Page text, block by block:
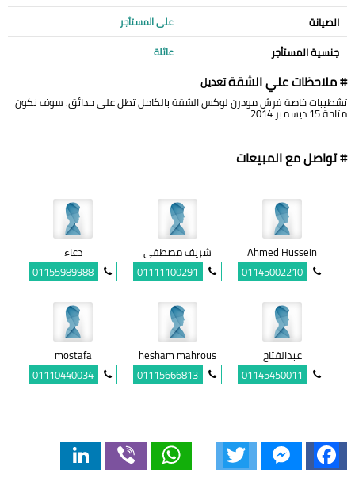
الصيانة على المستأجر
جنسية المستأجر عائلة
# ملاحظات علي الشقةتعديل
تشطيبات خاصة فرش مودرن لوكس الشقة بالكامل تطل على حدائق. سوف نكون
متاحة 15 ديسمبر 2014
# تواصل مع المبيعات
Ahmed Hussein
01145002210
شريف مصطفى
01111100291
دعاء
01155989988
عبدالفتاح
01145450011
hesham mahrous
01115666813
mostafa
01110440034
Facebook
Messenger
WhatsApp